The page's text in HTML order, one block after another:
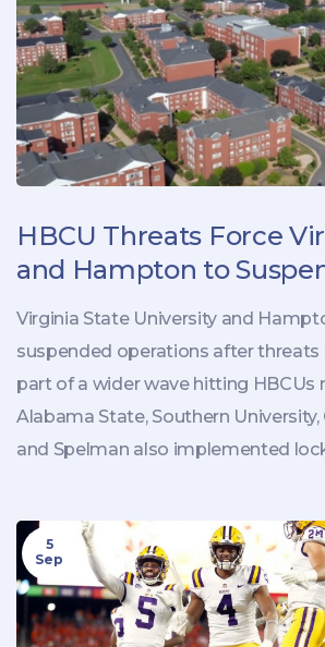
HBCU Threats Force
and Hampton to
Operations
Virginia State University and
suspended operations after threats
part of a wider wave hitting HBCUs
Alabama State, Southern
and Spelman also implemented
canceled classes, and increased
while investigations continue.
5
Sep